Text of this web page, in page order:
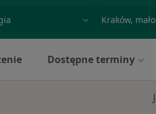
miasto lub
Dostępne terminy